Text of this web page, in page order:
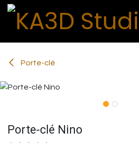
Se rendre au contenu
Porte-clé
Porte-clé Nino